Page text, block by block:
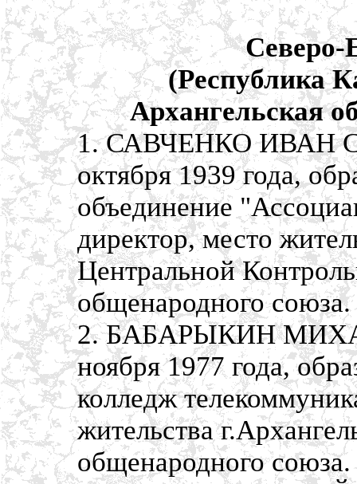
Северо-
(Республика
Архангельская
1. САВЧЕНКО ИВАН
октября 1939 года,
объединение
директор, место
Центральной
общенародного союза.
2. БАБАРЫКИН
ноября 1977 года,
колледж
жительства
общенародного союза.